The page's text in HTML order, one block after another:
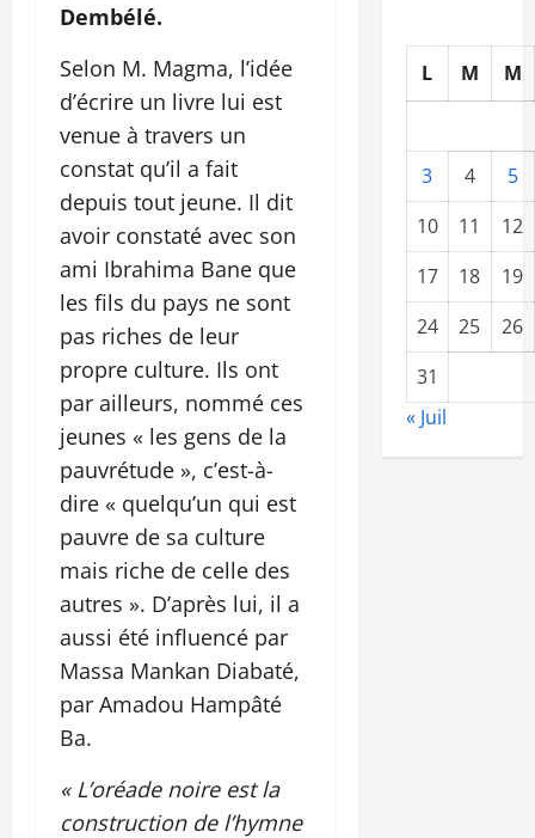
Dembélé.
Selon M. Magma, l’idée
d’écrire un livre lui est
venue à travers un
constat qu’il a fait
depuis tout jeune. Il dit
avoir constaté avec son
ami Ibrahima Bane que
les fils du pays ne sont
pas riches de leur
propre culture. Ils ont
par ailleurs, nommé ces
jeunes « les gens de la
pauvrétude », c’est-à-
dire « quelqu’un qui est
pauvre de sa culture
mais riche de celle des
autres ». D’après lui, il a
aussi été influencé par
Massa Mankan Diabaté,
par Amadou Hampâté
Ba.
« L’oréade noire est la
construction de l’hymne
L M M
3 4
5
10
11
12
17
18
19
24
25
26
31
« Juil